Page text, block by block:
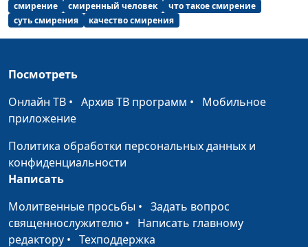
смирение смиренный человек
что такое смирение
суть смирения
качество смирения
Посмотреть
Онлайн ТВ • Архив ТВ программ • Мобильное
приложение
Политика обработки персональных данных и
конфиденциальности
Написать
Молитвенные просьбы • Задать вопрос
священнослужителю • Написать главному
редактору • Техподдержка